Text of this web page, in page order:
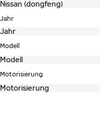
Jahr
Modell
Motorisierung